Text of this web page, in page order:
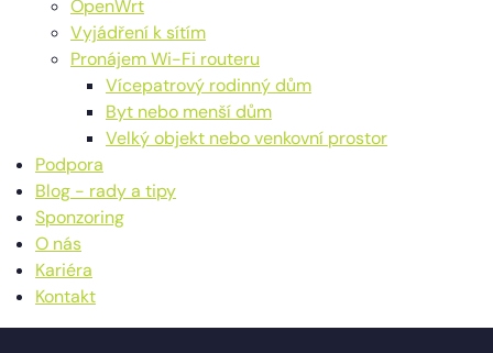
OpenWrt
Vyjádření k sítím
Pronájem Wi-Fi routeru
Vícepatrový rodinný dům
Byt nebo menší dům
Velký objekt nebo venkovní prostor
Podpora
Blog - rady a tipy
Sponzoring
O nás
Kariéra
Kontakt